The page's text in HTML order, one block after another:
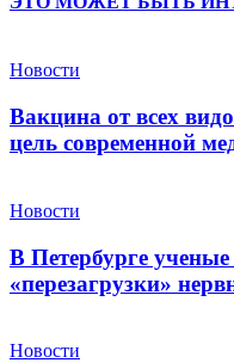
Новости
Вакцина от всех
цель современной
Новости
В Петербурге ученые
«перезагрузки»
Новости